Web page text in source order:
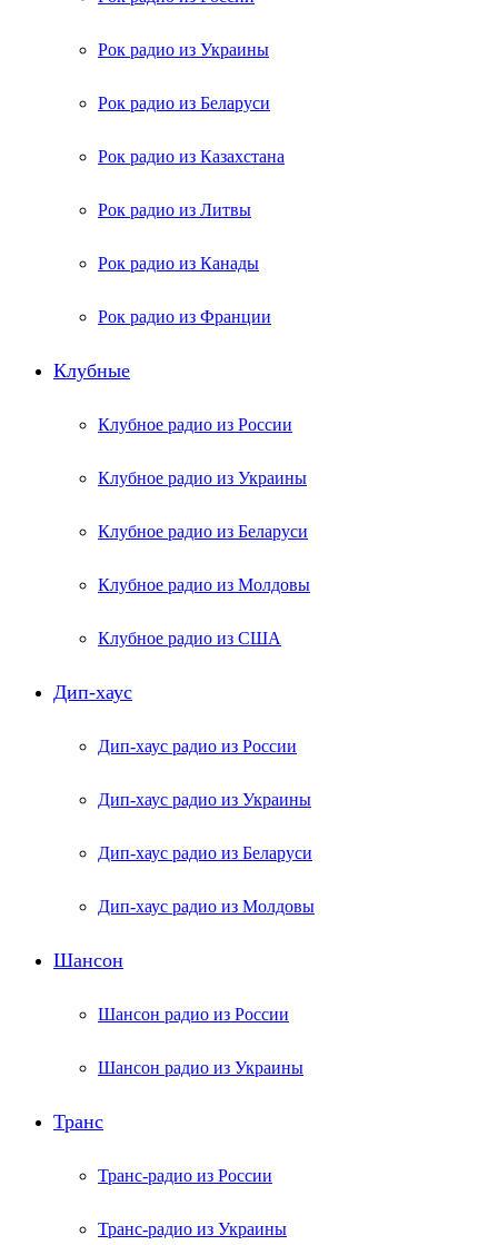
Рок радио из Украины
Рок радио из Беларуси
Рок радио из Казахстана
Рок радио из Литвы
Рок радио из Канады
Рок радио из Франции
Клубные
Клубное радио из России
Клубное радио из Украины
Клубное радио из Беларуси
Клубное радио из Молдовы
Клубное радио из США
Дип-хаус
Дип-хаус радио из России
Дип-хаус радио из Украины
Дип-хаус радио из Беларуси
Дип-хаус радио из Молдовы
Шансон
Шансон радио из России
Шансон радио из Украины
Транс
Транс-радио из России
Транс-радио из Украины